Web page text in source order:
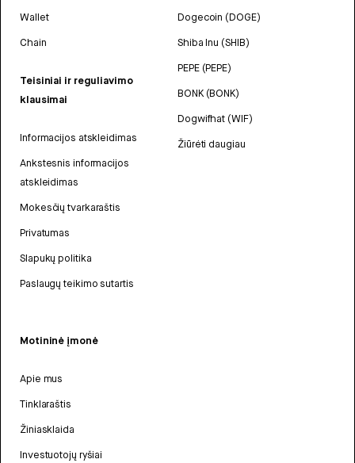
Wallet
Chain
Teisiniai ir reguliavimo
klausimai
Informacijos atskleidimas
Ankstesnis informacijos
atskleidimas
Mokesčių tvarkaraštis
Privatumas
Slapukų politika
Paslaugų teikimo sutartis
Dogecoin (DOGE)
Shiba Inu (SHIB)
PEPE (PEPE)
BONK (BONK)
Dogwifhat (WIF)
Žiūrėti daugiau
Motininė įmonė
Apie mus
Tinklaraštis
Žiniasklaida
Investuotojų ryšiai